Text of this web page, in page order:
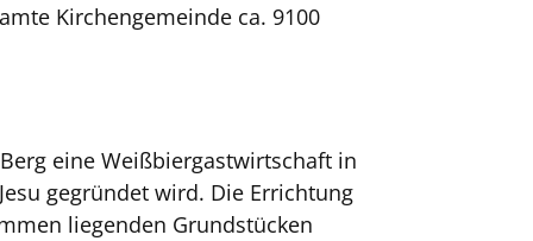
Kirchengemeinde ca. 9100
eine Weißbiergastwirtschaft in
gegründet wird. Die Errichtung
liegenden Grundstücken